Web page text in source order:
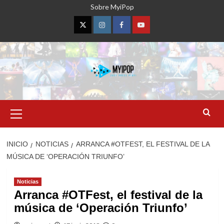
Sobre MyiPop
TwitterInstagramFacebookYouTube
primario
INICIO NOTICIAS
ARRANCA #OTFEST, EL FESTIVAL DE LA
MÚSICA DE ‘OPERACIÓN TRIUNFO’
Noticias
Arranca #OTFest, el festival de la
música de ‘Operación Triunfo’